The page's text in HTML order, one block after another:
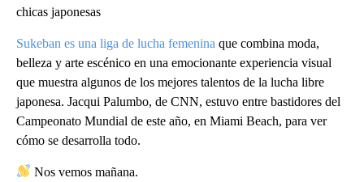
chicas japonesas
Sukeban es una liga de lucha femenina que combina moda,
belleza y arte escénico en una emocionante experiencia visual
que muestra algunos de los mejores talentos de la lucha libre
japonesa. Jacqui Palumbo, de CNN, estuvo entre bastidores del
Campeonato Mundial de este año, en Miami Beach, para ver
cómo se desarrolla todo.
Nos vemos mañana.